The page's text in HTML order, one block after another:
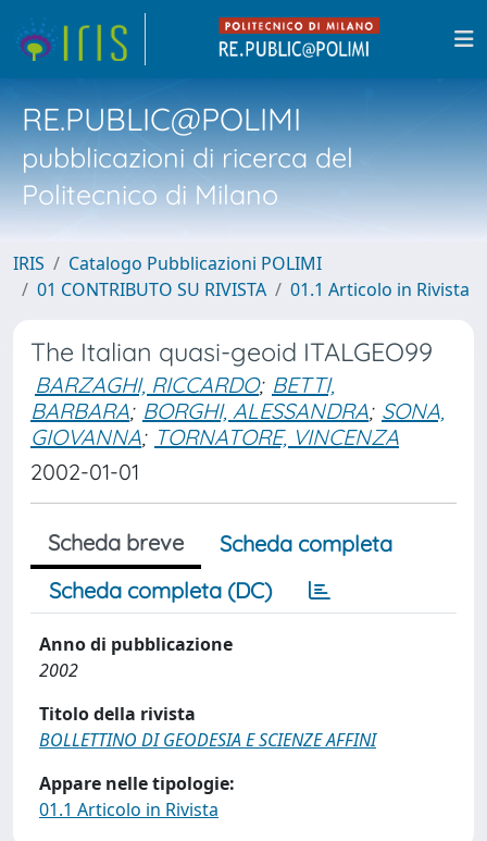
RE.PUBLIC@POLIMI
pubblicazioni di ricerca del
Politecnico di Milano
IRIS
Catalogo Pubblicazioni POLIMI
01 CONTRIBUTO SU RIVISTA
01.1 Articolo in Rivista
The Italian quasi-geoid ITALGEO99
BARZAGHI, RICCARDO; BETTI,
BARBARA; BORGHI, ALESSANDRA; SONA,
GIOVANNA; TORNATORE, VINCENZA
2002-01-01
Scheda breve
Scheda completa
Scheda completa (DC)
Anno di pubblicazione
2002
Titolo della rivista
BOLLETTINO DI GEODESIA E SCIENZE AFFINI
Appare nelle tipologie:
01.1 Articolo in Rivista